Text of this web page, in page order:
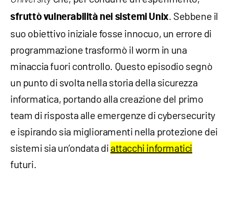
sfruttò vulnerabilità nei sistemi Unix. Sebbene il
suo obiettivo iniziale fosse innocuo, un errore di
programmazione trasformò il worm in una
minaccia fuori controllo. Questo episodio segnò
un punto di svolta nella storia della sicurezza
informatica, portando alla creazione del primo
team di risposta alle emergenze di cybersecurity
e ispirando sia miglioramenti nella protezione dei
sistemi sia un’ondata di attacchi informatici
futuri.